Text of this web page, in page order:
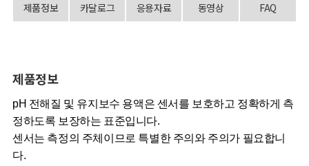
제품정보 카달로그 응용자료 동영상 FAQ
제품정보
pH 전해질 및 유지보수 용액은 센서를 보호하고 정확하게 측
정하도록 보장하는 표준입니다.
센서는 측정의 주체이므로 특별한 주의와 주의가 필요합니
다.